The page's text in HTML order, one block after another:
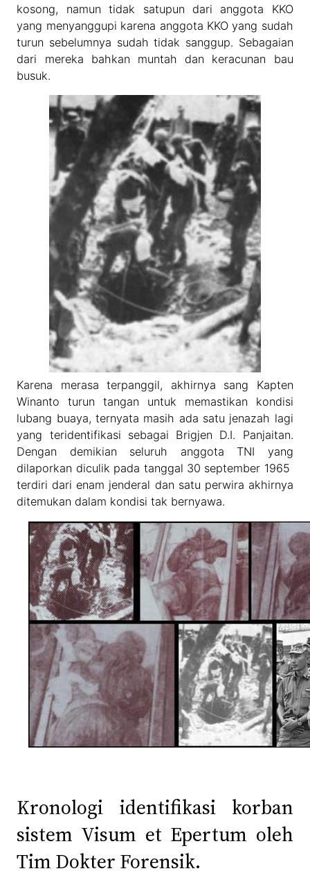
kosong, namun tidak satupun dari anggota KKO
yang menyanggupi karena anggota KKO yang sudah
turun sebelumnya sudah tidak sanggup. Sebagaian
dari mereka bahkan muntah dan keracunan bau
busuk.
Karena merasa terpanggil, akhirnya sang Kapten
Winanto turun tangan untuk memastikan kondisi
lubang buaya, ternyata masih ada satu jenazah lagi
yang teridentifikasi sebagai Brigjen D.I. Panjaitan.
Dengan demikian seluruh anggota TNI yang
dilaporkan diculik pada tanggal 30 september 1965
terdiri dari enam jenderal dan satu perwira akhirnya
ditemukan dalam kondisi tak bernyawa.
Kronologi identifikasi korban
sistem Visum et Epertum oleh
Tim Dokter Forensik.